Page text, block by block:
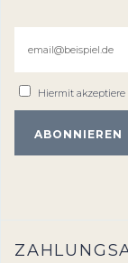
Hiermit